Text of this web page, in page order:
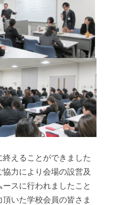
えることができました
力により会場の設営及
スに行われましたこと
いた学校会員の皆さま